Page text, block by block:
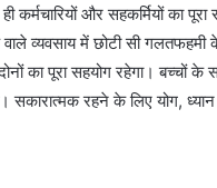
कर्मचारियों और सहकर्मियों का
वाले व्यवसाय में छोटी सी
का पूरा सहयोग रहेगा। बच्चों
रहने के लिए योग, ध्यान